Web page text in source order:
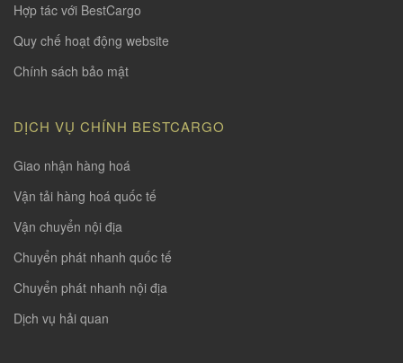
Hợp tác với BestCargo
Quy chế hoạt động website
Chính sách bảo mật
DỊCH VỤ CHÍNH BESTCARGO
Giao nhận hàng hoá
Vận tải hàng hoá quốc tế
Vận chuyển nội địa
Chuyển phát nhanh quốc tế
Chuyển phát nhanh nội địa
Dịch vụ hải quan